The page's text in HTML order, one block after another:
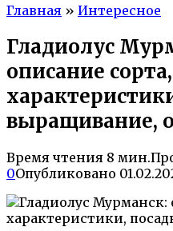
Главная » Интересное
Гладиолус
описание сорта,
выращивание,
Время чтения 8 мин.
0Опубликовано